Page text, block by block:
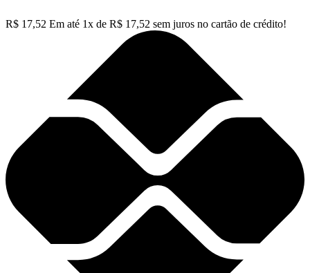
R$ 17,52 Em até 1x de R$ 17,52 sem juros no cartão de crédito!